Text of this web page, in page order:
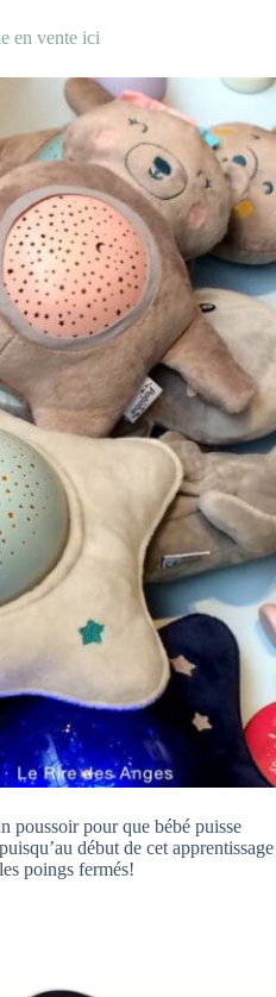
en vente ici
poussoir pour que bébé puisse
début de cet apprentissage
poings fermés!